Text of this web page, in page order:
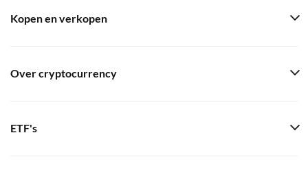
Kopen en verkopen
Over cryptocurrency
ETF's